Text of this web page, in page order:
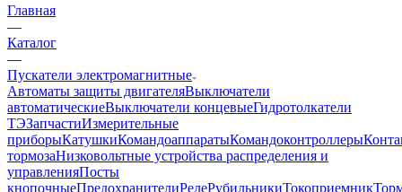
Главная
—
Каталог
—
Пускатели электромагнитные
Автоматы защиты двигателяВыключатели
автоматическиеВыключатели концевыеГидротолкатели
ТЭЗапчастиИзмерительные
приборыКатушкиКомандоаппаратыКомандоконтроллеры
тормозаНизковольтные устройства распределения и
управленияПосты
кнопочныеПредохранителиРелеРубильникиТокоприемник